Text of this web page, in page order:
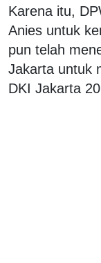
Karena itu,
Anies untuk
pun telah
Jakarta untuk
DKI Jakarta